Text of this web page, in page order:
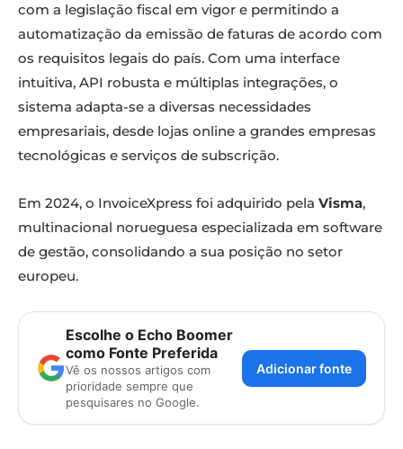
com a legislação fiscal em vigor e permitindo a
automatização da emissão de faturas de acordo com
os requisitos legais do país. Com uma interface
intuitiva, API robusta e múltiplas integrações, o
sistema adapta-se a diversas necessidades
empresariais, desde lojas online a grandes empresas
tecnológicas e serviços de subscrição.
Em 2024, o InvoiceXpress foi adquirido pela Visma,
multinacional norueguesa especializada em software
de gestão, consolidando a sua posição no setor
europeu.
Escolhe o Echo Boomer
como Fonte Preferida
Vê os nossos artigos com
prioridade sempre que
pesquisares no Google.
Adicionar fonte